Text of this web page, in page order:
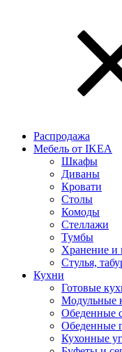
Распродажа
Мебель от IKEA
Шкафы
Диваны
Кровати
Столы
Комоды
Стеллажи
Тумбы
Хранение и
Стулья,
Кухни
Готовые
Модульные
Обеденные
Обеденные
Кухонные